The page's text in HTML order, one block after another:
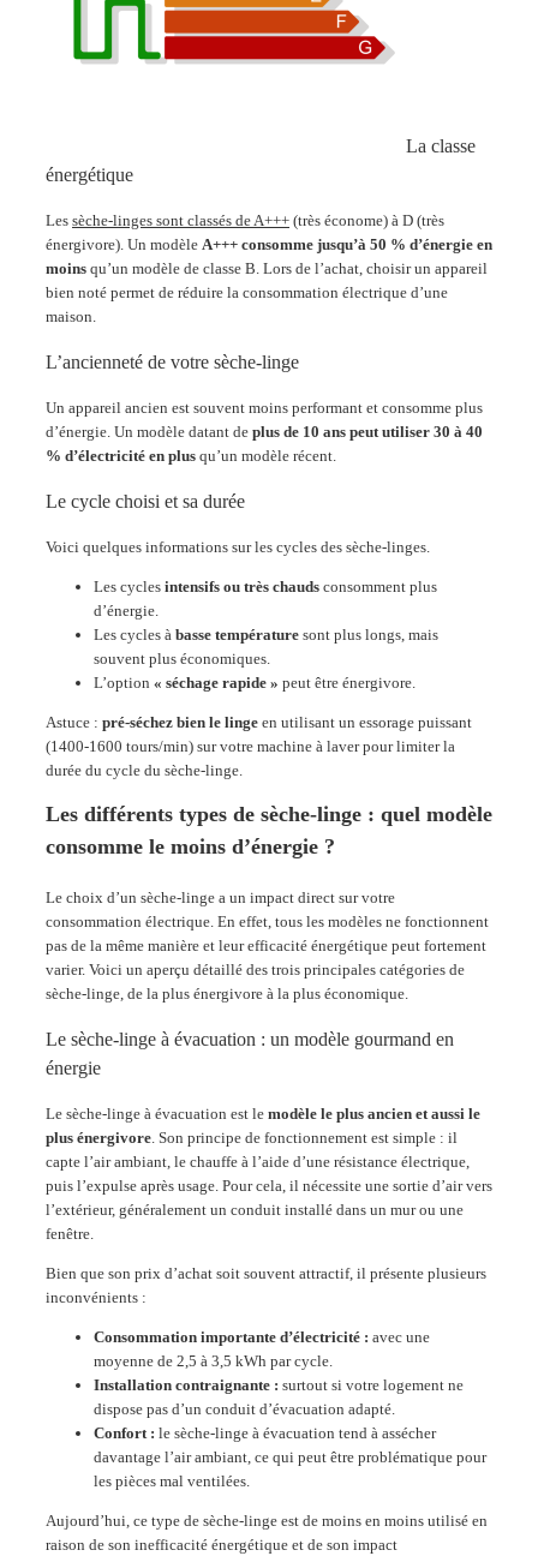
La classe
énergétique
Les sèche-linges sont classés de A+++ (très économe) à D (très
énergivore). Un modèle A+++ consomme jusqu’à 50 % d’énergie en
moins qu’un modèle de classe B​. Lors de l’achat, choisir un appareil
bien noté permet de réduire la consommation électrique d’une
maison.
L’ancienneté de votre sèche-linge
Un appareil ancien est souvent moins performant et consomme plus
d’énergie. Un modèle datant de plus de 10 ans peut utiliser 30 à 40
% d’électricité en plus qu’un modèle récent​.
Le cycle choisi et sa durée
Voici quelques informations sur les cycles des sèche-linges.
Les cycles intensifs ou très chauds consomment plus
d’énergie.
Les cycles à basse température sont plus longs, mais
souvent plus économiques.
L’option « séchage rapide » peut être énergivore.
Astuce : pré-séchez bien le linge en utilisant un essorage puissant
(1400-1600 tours/min) sur votre machine à laver pour limiter la
durée du cycle du sèche-linge.
Les différents types de sèche-linge : quel modèle
consomme le moins d’énergie ?
Le choix d’un sèche-linge a un impact direct sur votre
consommation électrique. En effet, tous les modèles ne fonctionnent
pas de la même manière et leur efficacité énergétique peut fortement
varier. Voici un aperçu détaillé des trois principales catégories de
sèche-linge, de la plus énergivore à la plus économique.
Le sèche-linge à évacuation : un modèle gourmand en
énergie
Le sèche-linge à évacuation est le modèle le plus ancien et aussi le
plus énergivore. Son principe de fonctionnement est simple : il
capte l’air ambiant, le chauffe à l’aide d’une résistance électrique,
puis l’expulse après usage. Pour cela, il nécessite une sortie d’air vers
l’extérieur, généralement un conduit installé dans un mur ou une
fenêtre.
Bien que son prix d’achat soit souvent attractif, il présente plusieurs
inconvénients :
Consommation importante d’électricité : avec une
moyenne de 2,5 à 3,5 kWh par cycle.
Installation contraignante : surtout si votre logement ne
dispose pas d’un conduit d’évacuation adapté.
Confort : le sèche-linge à évacuation tend à assécher
davantage l’air ambiant, ce qui peut être problématique pour
les pièces mal ventilées.
Aujourd’hui, ce type de sèche-linge est de moins en moins utilisé en
raison de son inefficacité énergétique et de son impact